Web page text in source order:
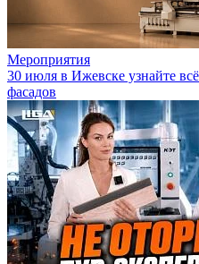
Мероприятия
30 июля в Ижевске узнайте
фасадов